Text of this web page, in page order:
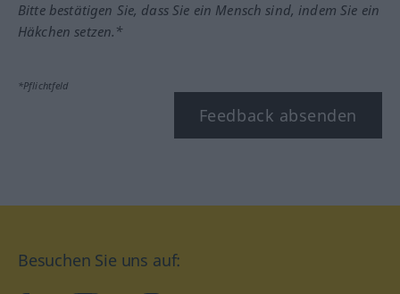
Bitte bestätigen Sie, dass Sie ein Mensch sind, indem Sie ein
Häkchen setzen.*
*Pflichtfeld
Feedback absenden
Besuchen Sie uns auf: